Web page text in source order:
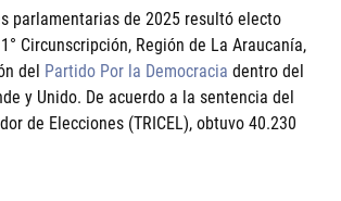
parlamentarias de 2025 resultó electo
Circunscripción, Región de La Araucanía,
del Partido Por la Democracia dentro del
y Unido. De acuerdo a la sentencia del
de Elecciones (TRICEL), obtuvo 40.230